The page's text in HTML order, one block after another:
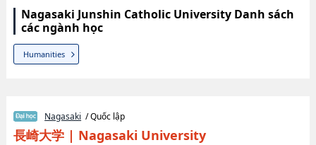
Nagasaki Junshin Catholic University Danh sách
các ngành học
Humanities
Nagasaki / Quốc lập
長崎大学| Nagasaki University